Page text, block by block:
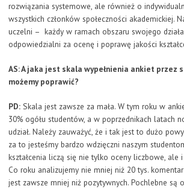
rozwiązania systemowe, ale również o
wszystkich członków społeczności akademickiej.
uczelni – każdy w ramach obszaru swojego
odpowiedzialni za ocenę i poprawę jakości
AS: A jaka jest skala wypełnienia ankiet przez
możemy poprawić?
PD: Skala jest zawsze za mała. W tym roku w
30% ogółu studentów, a w poprzednikach latach
udział. Należy zauważyć, że i tak jest to dużo
za to jesteśmy bardzo wdzięczni naszym
kształcenia liczą się nie tylko oceny liczbowe, ale
Co roku analizujemy nie mniej niż 20 tys.
jest zawsze mniej niż pozytywnych. Pochlebne są